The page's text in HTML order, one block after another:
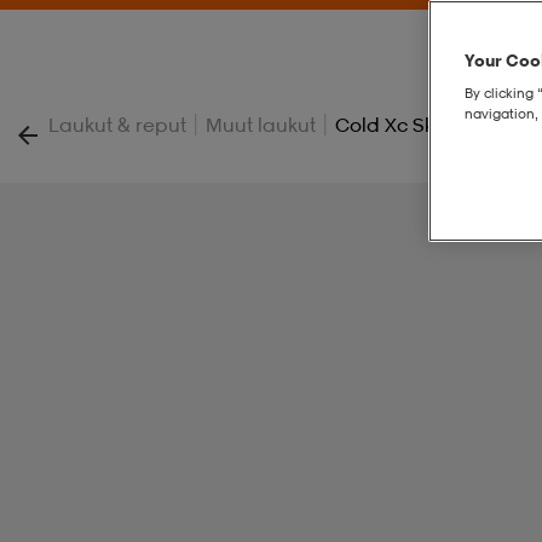
Laukut & reput | Muut laukut | Cold Xc Skicover
Your
By clicking
navigation,